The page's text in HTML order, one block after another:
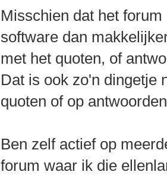
Misschien dat het
software dan
met het quoten, of
Dat is ook zo'n dingetje
quoten of op
Ben zelf actief op
forum waar ik die